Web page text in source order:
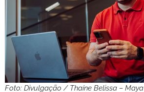
Foto: Divulgação / Thaíne Belissa – Maya